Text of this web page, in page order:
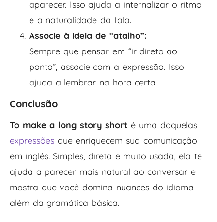
aparecer. Isso ajuda a internalizar o ritmo
e a naturalidade da fala.
Associe à ideia de “atalho”:
Sempre que pensar em “ir direto ao
ponto”, associe com a expressão. Isso
ajuda a lembrar na hora certa.
Conclusão
To make a long story short é uma daquelas
expressões que enriquecem sua comunicação
em inglês. Simples, direta e muito usada, ela te
ajuda a parecer mais natural ao conversar e
mostra que você domina nuances do idioma
além da gramática básica.